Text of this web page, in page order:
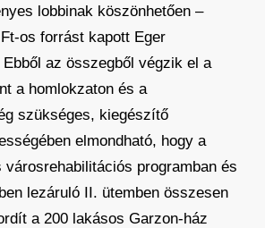
lobbinak köszönhetően –
os forrást kapott Eger
az összegből végzik el a
a homlokzaton és a
szükséges, kiegészítő
elmondható, hogy a
programban és
lezáruló II. ütemben összesen
a 200 lakásos Garzon-ház